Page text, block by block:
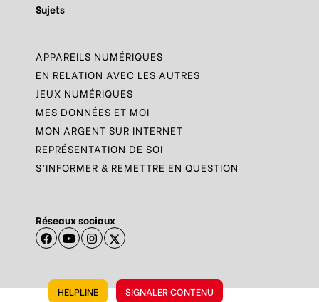
HELPLINE SIGNALER CONTENU
Sujets
APPAREILS NUMÉRIQUES
EN RELATION AVEC LES AUTRES
JEUX NUMÉRIQUES
MES DONNÉES ET MOI
MON ARGENT SUR INTERNET
REPRÉSENTATION DE SOI
S’INFORMER & REMETTRE EN QUESTION
Réseaux sociaux